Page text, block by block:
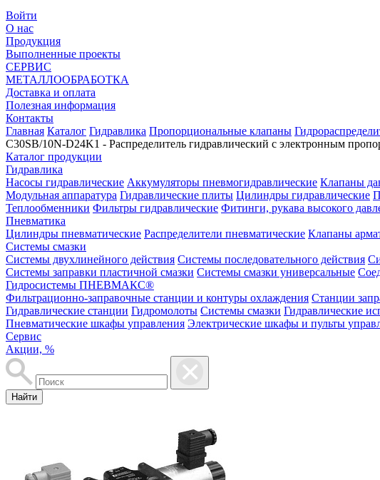
Войти
О нас
Продукция
Выполненные проекты
СЕРВИС
МЕТАЛЛООБРАБОТКА
Доставка и оплата
Полезная информация
Контакты
Главная Каталог Гидравлика Пропорциональные клапаны
C30SB/10N-D24K1 - Распределитель гидравлический с электронным
Каталог продукции
Гидравлика
Насосы гидравлические Аккумуляторы пневмогидравлические Клапаны
Модульная аппаратура Гидравлические плиты Цилиндры гидравлические
Теплообменники Фильтры гидравлические Фитинги, рукава высокого
Пневматика
Цилиндры пневматические Распределители пневматические Клапаны
Системы смазки
Системы двухлинейного действия Системы последовательного действия
Системы заправки пластичной смазки Системы смазки универсальные
Гидросистемы ПНЕВМАКС®
Фильтрационно-заправочные станции и контуры охлаждения Станции
Гидравлические станции Гидромолоты Системы смазки Гидравлические
Пневматические шкафы управления Электрические шкафы и пульты
Сервис
Акции, %
Найти